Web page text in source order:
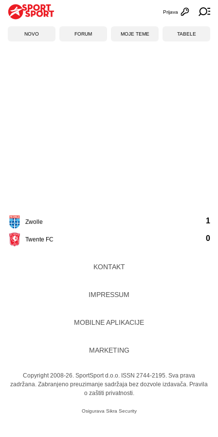
Otvori
Prijava
NOVO FORUM MOJE TEME TABELE
Zwolle
Twente FC
1
0
KONTAKT
IMPRESSUM
MOBILNE APLIKACIJE
MARKETING
Copyright 2008-26. SportSport d.o.o. ISSN 2744-2195. Sva prava
zadržana. Zabranjeno preuzimanje sadržaja bez dozvole izdavača. Pravila
o zaštiti privatnosti.
Osigurava Sikra Security